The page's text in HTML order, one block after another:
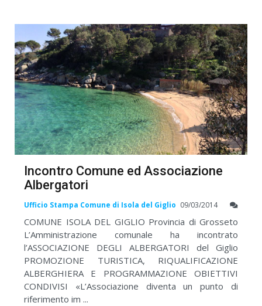
Incontro Comune ed Associazione
Albergatori
Ufficio Stampa Comune di Isola del Giglio 09/03/2014
COMUNE ISOLA DEL GIGLIO Provincia di Grosseto
L’Amministrazione comunale ha incontrato
l’ASSOCIAZIONE DEGLI ALBERGATORI del Giglio
PROMOZIONE TURISTICA, RIQUALIFICAZIONE
ALBERGHIERA E PROGRAMMAZIONE OBIETTIVI
CONDIVISI «L’Associazione diventa un punto di
riferimento im ...